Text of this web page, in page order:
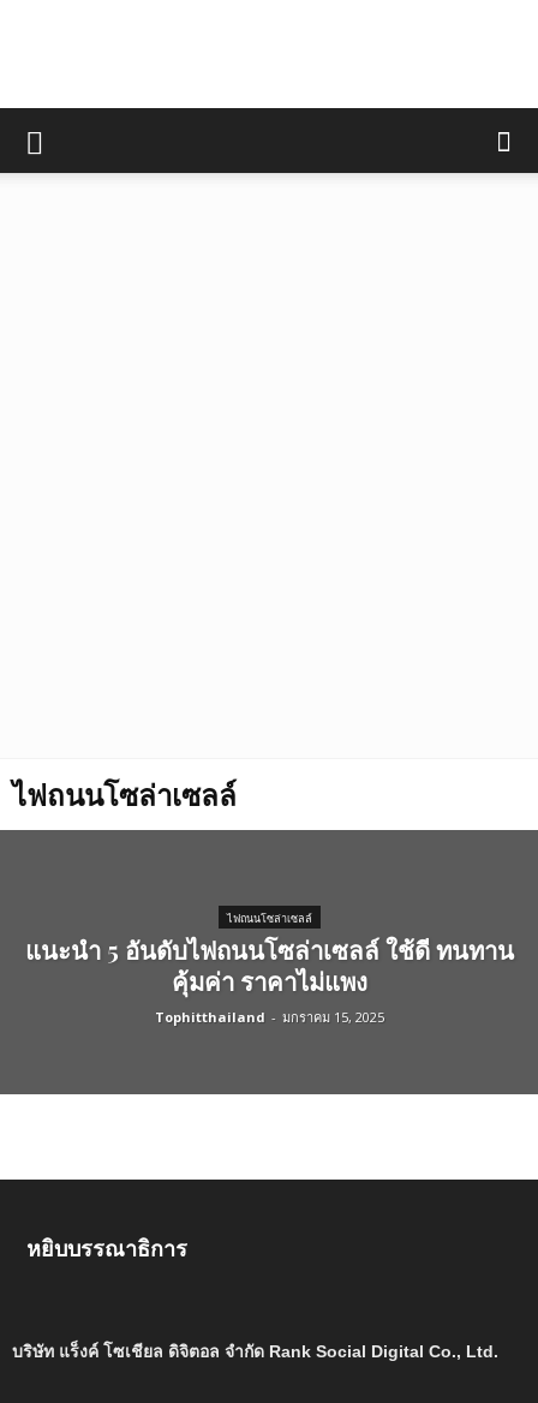
ไฟถนนโซล่าเซลล์
ไฟถนนโซล่าเซลล์
แนะนำ 5 อันดับไฟถนนโซล่าเซลล์ ใช้ดี ทนทาน
คุ้มค่า ราคาไม่แพง
Tophitthailand - มกราคม 15, 2025
หยิบบรรณาธิการ
บริษัท แร็งค์ โซเชียล ดิจิตอล จำกัด Rank Social Digital Co., Ltd.